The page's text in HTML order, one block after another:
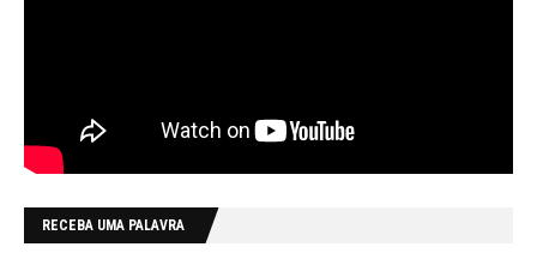
RECEBA UMA PALAVRA